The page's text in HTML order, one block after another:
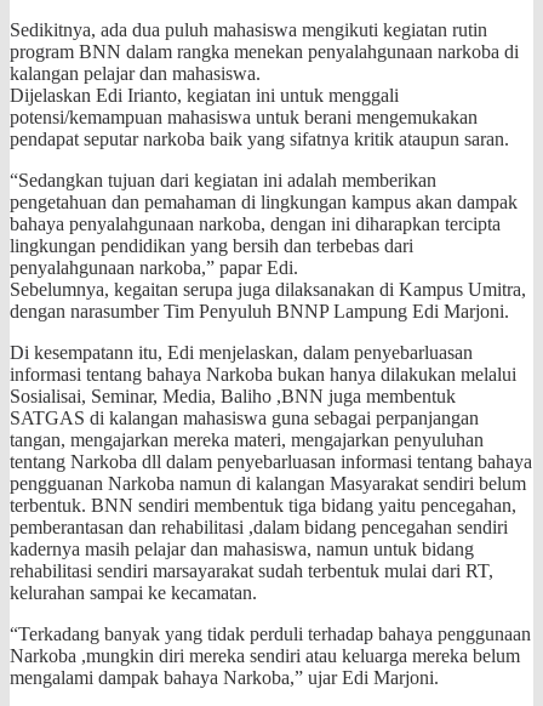
Sedikitnya, ada dua puluh mahasiswa mengikuti kegiatan rutin
program BNN dalam rangka menekan penyalahgunaan narkoba di
kalangan pelajar dan mahasiswa.
Dijelaskan Edi Irianto, kegiatan ini untuk menggali
potensi/kemampuan mahasiswa untuk berani mengemukakan
pendapat seputar narkoba baik yang sifatnya kritik ataupun saran.
“Sedangkan tujuan dari kegiatan ini adalah memberikan
pengetahuan dan pemahaman di lingkungan kampus akan dampak
bahaya penyalahgunaan narkoba, dengan ini diharapkan tercipta
lingkungan pendidikan yang bersih dan terbebas dari
penyalahgunaan narkoba,” papar Edi.
Sebelumnya, kegaitan serupa juga dilaksanakan di Kampus Umitra,
dengan narasumber Tim Penyuluh BNNP Lampung Edi Marjoni.
Di kesempatann itu, Edi menjelaskan, dalam penyebarluasan
informasi tentang bahaya Narkoba bukan hanya dilakukan melalui
Sosialisai, Seminar, Media, Baliho ,BNN juga membentuk
SATGAS di kalangan mahasiswa guna sebagai perpanjangan
tangan, mengajarkan mereka materi, mengajarkan penyuluhan
tentang Narkoba dll dalam penyebarluasan informasi tentang bahaya
pengguanan Narkoba namun di kalangan Masyarakat sendiri belum
terbentuk. BNN sendiri membentuk tiga bidang yaitu pencegahan,
pemberantasan dan rehabilitasi ,dalam bidang pencegahan sendiri
kadernya masih pelajar dan mahasiswa, namun untuk bidang
rehabilitasi sendiri marsayarakat sudah terbentuk mulai dari RT,
kelurahan sampai ke kecamatan.
“Terkadang banyak yang tidak perduli terhadap bahaya penggunaan
Narkoba ,mungkin diri mereka sendiri atau keluarga mereka belum
mengalami dampak bahaya Narkoba,” ujar Edi Marjoni.